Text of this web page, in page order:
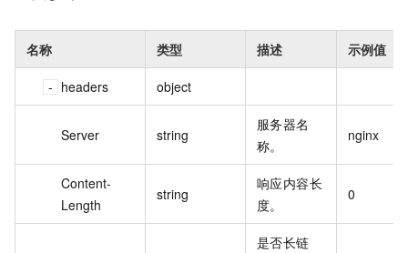
名称 类型 描述 示例值
headers object
Server string
服务器名
称。
nginx
Content-
Length
string
响应内容长
度。
0
是否长链